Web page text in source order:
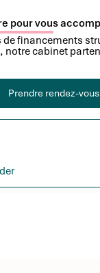
pour vous
de financements
notre cabinet
Prendre rendez-vous